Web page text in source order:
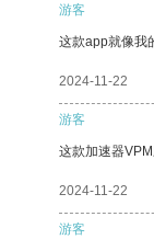
游客
这款app就像我
2024-11-22
游客
这款加速器
2024-11-22
游客